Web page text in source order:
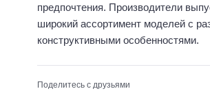
предпочтения. Производители
широкий ассортимент моделей с
конструктивными особенностями.
Поделитесь с друзьями